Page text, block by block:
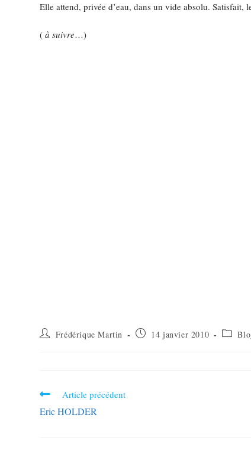
Elle attend, privée d’eau, dans un vide absolu. Satisfait,
( à suivre…)
Frédérique Martin 14 janvier 2010
Article précédent
Eric HOLDER